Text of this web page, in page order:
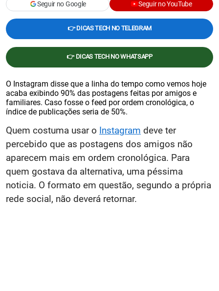
Seguir no Google
Seguir no YouTube
👉 DICAS TECH NO TELEGRAM
👉 DICAS TECH NO WHATSAPP
Quem costuma usar o Instagram deve ter
percebido que as postagens dos amigos não
aparecem mais em ordem cronológica. Para
quem gostava da alternativa, uma péssima
noticia. O formato em questão, segundo a própria
rede social, não deverá retornar.
O Instagram disse que a linha do tempo como vemos hoje
acaba exibindo 90% das postagens feitas por amigos e
familiares. Caso fosse o feed por ordem cronológica, o
índice de publicações seria de 50%.